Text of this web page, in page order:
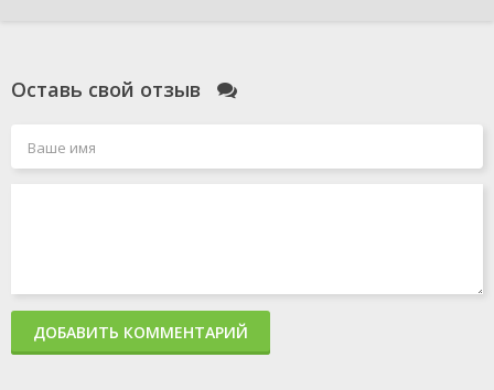
Оставь свой отзыв
ДОБАВИТЬ КОММЕНТАРИЙ